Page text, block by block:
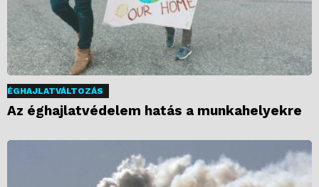
ÉGHAJLATVÁLTOZÁS
Az éghajlatvédelem hatás a munkahelyekre